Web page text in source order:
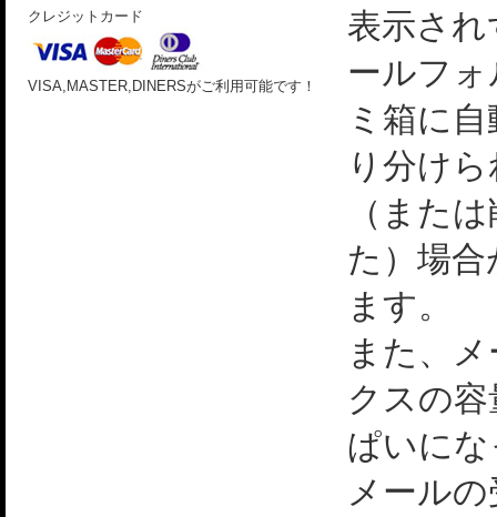
クレジットカード
VISA,MASTER,DINERSがご利用可能です！
表示さ
ールフ
ミ箱に
り分け
（また
た）場
ます。
また、
クスの
ぱいに
メール